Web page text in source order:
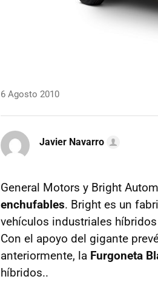
6 Agosto 2010
Javier Navarro
General Motors y Bright
enchufables. Bright es un
vehículos industriales
Con el apoyo del gigante
anteriormente, la Furgoneta
híbridos..